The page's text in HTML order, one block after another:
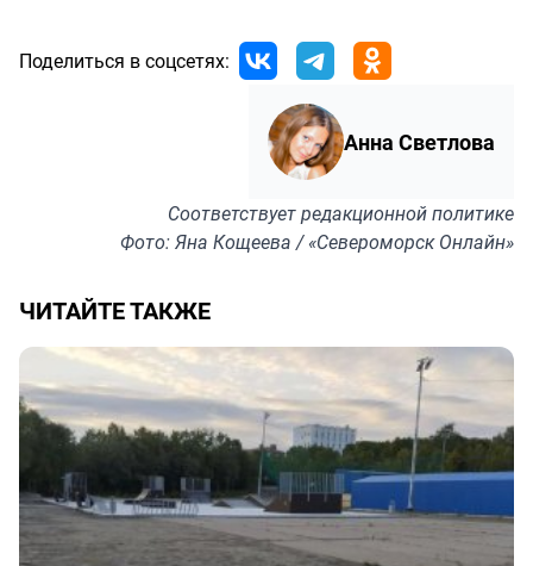
Поделиться в соцсетях:
Анна Светлова
Соответствуетредакционной политике
Фото: Яна Кощеева / «Североморск Онлайн»
ЧИТАЙТЕ ТАКЖЕ